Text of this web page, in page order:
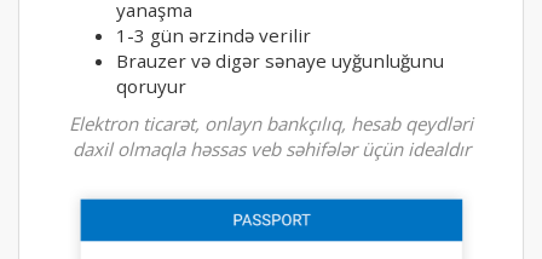
yanaşma
1-3 gün ərzində verilir
Brauzer və digər sənaye uyğunluğunu
qoruyur
Elektron ticarət, onlayn bankçılıq, hesab qeydləri
daxil olmaqla həssas veb səhifələr üçün idealdır